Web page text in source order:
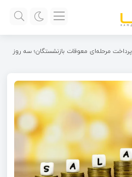
پرداخت مرحله‌ای معوقات بازنشستگان؛ سه روز